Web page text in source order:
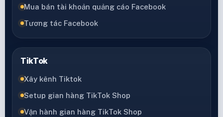
Mua bán tài khoản quảng cáo Facebook
Tương tác Facebook
TikTok
Xây kênh Tiktok
Setup gian hàng TikTok Shop
Vận hành gian hàng TikTok Shop